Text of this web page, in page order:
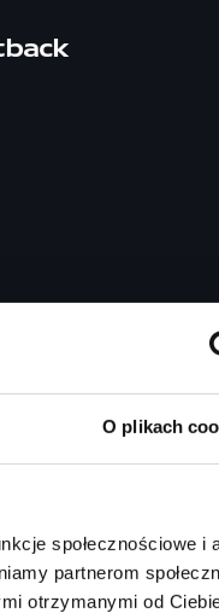
O plikach
społecznościowe i
partnerom
otrzymanymi od